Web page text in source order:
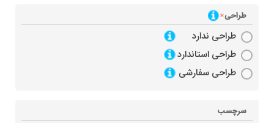
طراحی
طراحی ندارد
طراحی استاندارد
طراحی سفارشی
سرچسب